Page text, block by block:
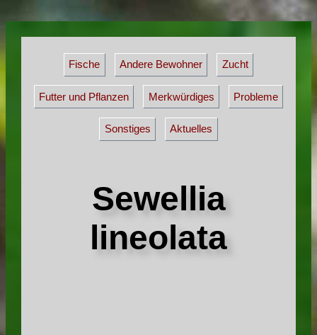
Fische Andere Bewohner Zucht
Futter und Pflanzen Merkwürdiges Probleme
Sonstiges Aktuelles
Sewellia
lineolata